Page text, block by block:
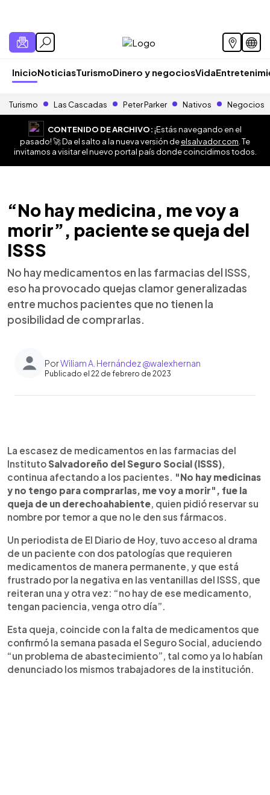
InicioNoticiasTurismoDinero y negociosVida
Turismo Las Cascadas Peter Parker Nativos Negocios
CONTENIDO DE ARCHIVO:¡Estás navegando en el
pasado! 🚀 Da el salto a la nueva versión deelsalvador.com . Te
invitamos a visitar el nuevo portal país donde coincidimos todos.
“No hay medicina, me voy a
morir”, paciente se queja del
ISSS
No hay medicamentos en las farmacias del ISSS,
eso ha provocado quejas clamor generalizadas
entre muchos pacientes que no tienen la
posibilidad de comprarlas.
PorWiliam A. Hernández @walexhernan
Publicado el 22 de febrero de 2023
Escuchar artículo
La escasez de medicamentos en las farmacias del
InstitutoSalvadoreño del Seguro Social (ISSS),
continua afectando a los pacientes. "No hay medicinas
y no tengo para comprarlas, me voy a morir", fue la
queja de un derechoahabiente, quien pidió reservar su
nombre por temor a que no le den sus fármacos.
Un periodista de El Diario de Hoy, tuvo acceso al drama
de un paciente con dos patologías que requieren
medicamentos de manera permanente, y que está
frustrado por la negativa en las ventanillas del ISSS, que
reiteran una y otra vez: “no hay de ese medicamento,
tengan paciencia, venga otro día”.
Esta queja, coincide con la falta de medicamentos que
confirmó la semana pasada el Seguro Social, aduciendo
“un problema de abastecimiento”, tal como ya lo habían
denunciado los mismos trabajadores de la institución.